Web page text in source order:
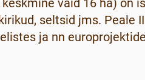
seltsid jms. Peale
ja nn